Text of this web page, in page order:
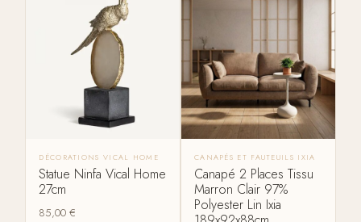
DÉCORATIONS VICAL HOME
Statue Ninfa Vical Home
27cm
85,00€
CANAPÉS ET FAUTEUILS IXIA
Canapé 2 Places Tissu
Marron Clair 97%
Polyester Lin Ixia